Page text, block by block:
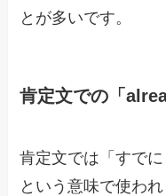
とが多いです。
肯定文での「
肯定文では「すで
という意味で使われ